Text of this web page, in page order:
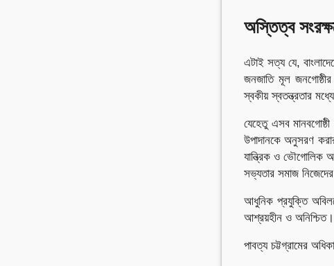
অস্তিত্ব
এটাই সত্য যে,
জনজাতি মূল
স্বকীয় স্বতন্ত্রতার
যেহেতু এসব
উপাদানকে অনুসরণ
যান্ত্রিক ও ভৌগোলিক
সভ্যতার সমাজ
আধুনিক প্রযুক্তি
আশ্রয়হীন ও অনিশ্চিত।
পাবত্য চট্টগ্রামের